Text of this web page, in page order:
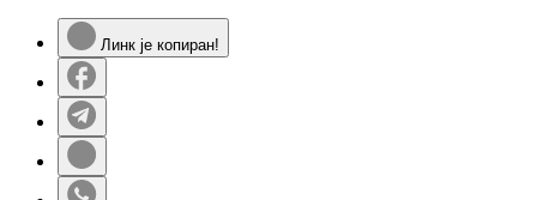
Линк је копиран!